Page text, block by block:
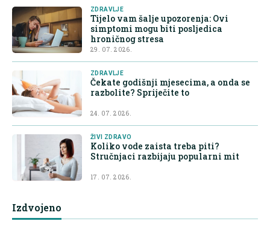
ZDRAVLJE
Tijelo vam šalje upozorenja: Ovi
simptomi mogu biti posljedica
hroničnog stresa
29. 07. 2026.
ZDRAVLJE
Čekate godišnji mjesecima, a onda se
razbolite? Spriječite to
24. 07. 2026.
ŽIVI ZDRAVO
Koliko vode zaista treba piti?
Stručnjaci razbijaju popularni mit
17. 07. 2026.
Izdvojeno